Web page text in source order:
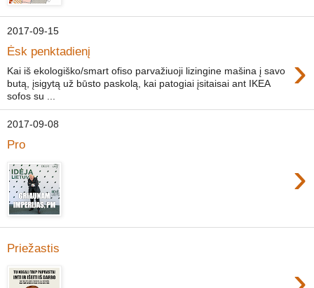
2017-09-15
Ėsk penktadienį ›
Kai iš ekologiško/smart ofiso parvažiuoji lizingine mašina į savo
butą, įsigytą už būsto paskolą, kai patogiai įsitaisai ant IKEA
sofos su ...
2017-09-08
Pro
›
Priežastis